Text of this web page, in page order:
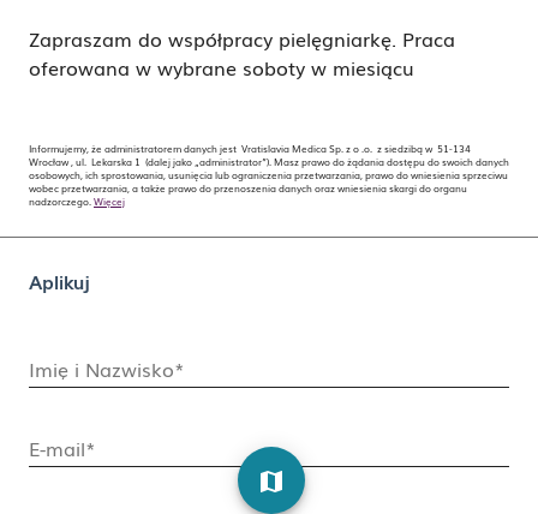
Zapraszam do współpracy pielęgniarkę. Praca
oferowana w wybrane soboty w miesiącu
Informujemy, że administratorem danych jest Vratislavia Medica Sp. z o .o. z siedzibą w 51-134
Wrocław , ul. Lekarska 1 (dalej jako „administrator”). Masz prawo do żądania dostępu do swoich danych
osobowych, ich sprostowania, usunięcia lub ograniczenia przetwarzania, prawo do wniesienia sprzeciwu
wobec przetwarzania, a także prawo do przenoszenia danych oraz wniesienia skargi do organu
nadzorczego. Więcej
Aplikuj
Imię i Nazwisko*
E-mail*
map